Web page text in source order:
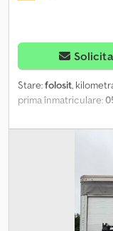
Solicita
Stare:folosit,
prima înmatriculare:
,
greutate totală:
oțel,
blocare diferențial,
hidraulică, pilot
CF85.410